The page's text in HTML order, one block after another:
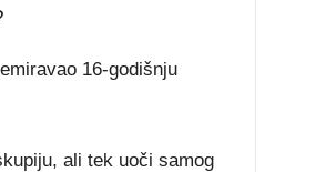
16-godišnju
ali tek uoči samog